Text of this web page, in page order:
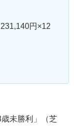
円×12
未勝利」（芝